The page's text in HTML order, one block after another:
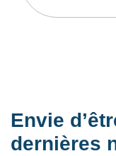
Envie
dernières